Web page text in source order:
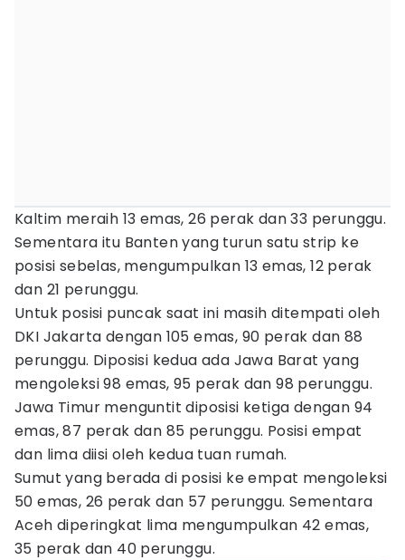
Kaltim meraih 13 emas, 26 perak dan 33 perunggu.
Sementara itu Banten yang turun satu strip ke
posisi sebelas, mengumpulkan 13 emas, 12 perak
dan 21 perunggu.
Untuk posisi puncak saat ini masih ditempati oleh
DKI Jakarta dengan 105 emas, 90 perak dan 88
perunggu. Diposisi kedua ada Jawa Barat yang
mengoleksi 98 emas, 95 perak dan 98 perunggu.
Jawa Timur menguntit diposisi ketiga dengan 94
emas, 87 perak dan 85 perunggu. Posisi empat
dan lima diisi oleh kedua tuan rumah.
Sumut yang berada di posisi ke empat mengoleksi
50 emas, 26 perak dan 57 perunggu. Sementara
Aceh diperingkat lima mengumpulkan 42 emas,
35 perak dan 40 perunggu.